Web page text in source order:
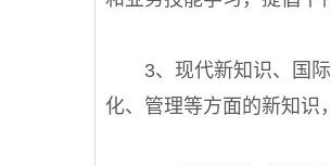
3、现代新知识、国际
化、管理等方面的新知识